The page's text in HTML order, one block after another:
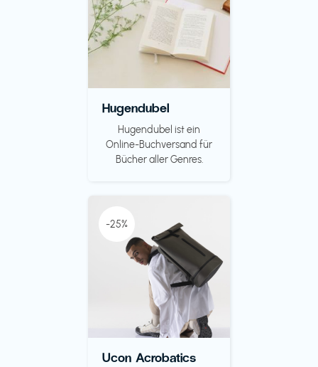
Hugendubel
Hugendubel ist ein
Online-Buchversand für
Bücher aller Genres.
-25%
Ucon Acrobatics